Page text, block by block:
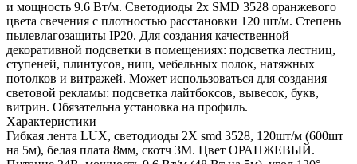
и мощность 9.6 Вт/м. Светодиоды 2x SMD 3528 оранжевого
цвета свечения с плотностью расстановки 120 шт/м. Степень
пылевлагозащиты IP20. Для создания качественной
декоративной подсветки в помещениях: подсветка лестниц,
ступеней, плинтусов, ниш, мебельных полок, натяжных
потолков и витражей. Может использоваться для создания
световой рекламы: подсветка лайтбоксов, вывесок, букв,
витрин. Обязательна установка на профиль.
Характеристики
Гибкая лента LUX, светодиоды 2X smd 3528, 120шт/м (600шт
на 5м), белая плата 8мм, скотч 3М. Цвет ОРАНЖЕВЫЙ.